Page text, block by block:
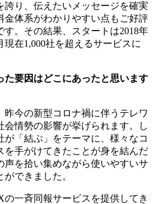
誇り、伝えたいメッセージを確実
金体系がわかりやすい点もご好評
。その結果、スタートは2018年
現在1,000社を超えるサービスに
要因はどこにあったと思います
昨今の新型コロナ禍に伴うテレワ
会情勢の影響が挙げられます。し
「結ぶ」をテーマに、様々なコ
を手がけてきたことが身を結んだ
声を拾い集めながら使いやすいサ
できました。
の一斉同報サービスを提供してき